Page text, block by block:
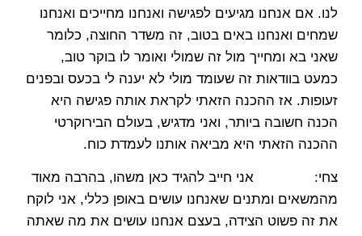
לנו. אם אנחנו מגיעים לפגישה ואנחנו מחייכים ואנחנו
שמחים ואנחנו באים בטוב, זה משדר החוצה, כלומר
שאני בא ומחייך מול זה שמולי ואומר לו בוקר טוב,
כמעט בוודאות זה שעומד מולי לא יענה לי בכעס ובפנים
זעופות. אז ההכנה הזאתי לקראת אותה פגישה היא
הכנה חשובה ביותר, ואני מדגיש, בעולם הבירוקרטי
ההכנה הזאתי היא מביאה אותנו לעמדת כוח.
צחי: אני חייב להגיד כאן משהו, בהרבה מאוד
מהמשאים ומתנים שאנחנו עושים באופן כללי, אני לוקח
את זה פשוט הצידה, בעצם אנחנו עושים את מה שאתה